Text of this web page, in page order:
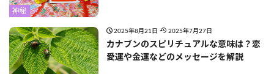
神秘
2025年8月21日 2025年7月27日
カナブンのスピリチュアルな意味は？恋
愛運や金運などのメッセージを解説